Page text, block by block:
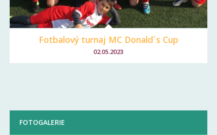
Fotbalový turnaj MC Donald´s Cup
02.05.2023
FOTOGALERIE